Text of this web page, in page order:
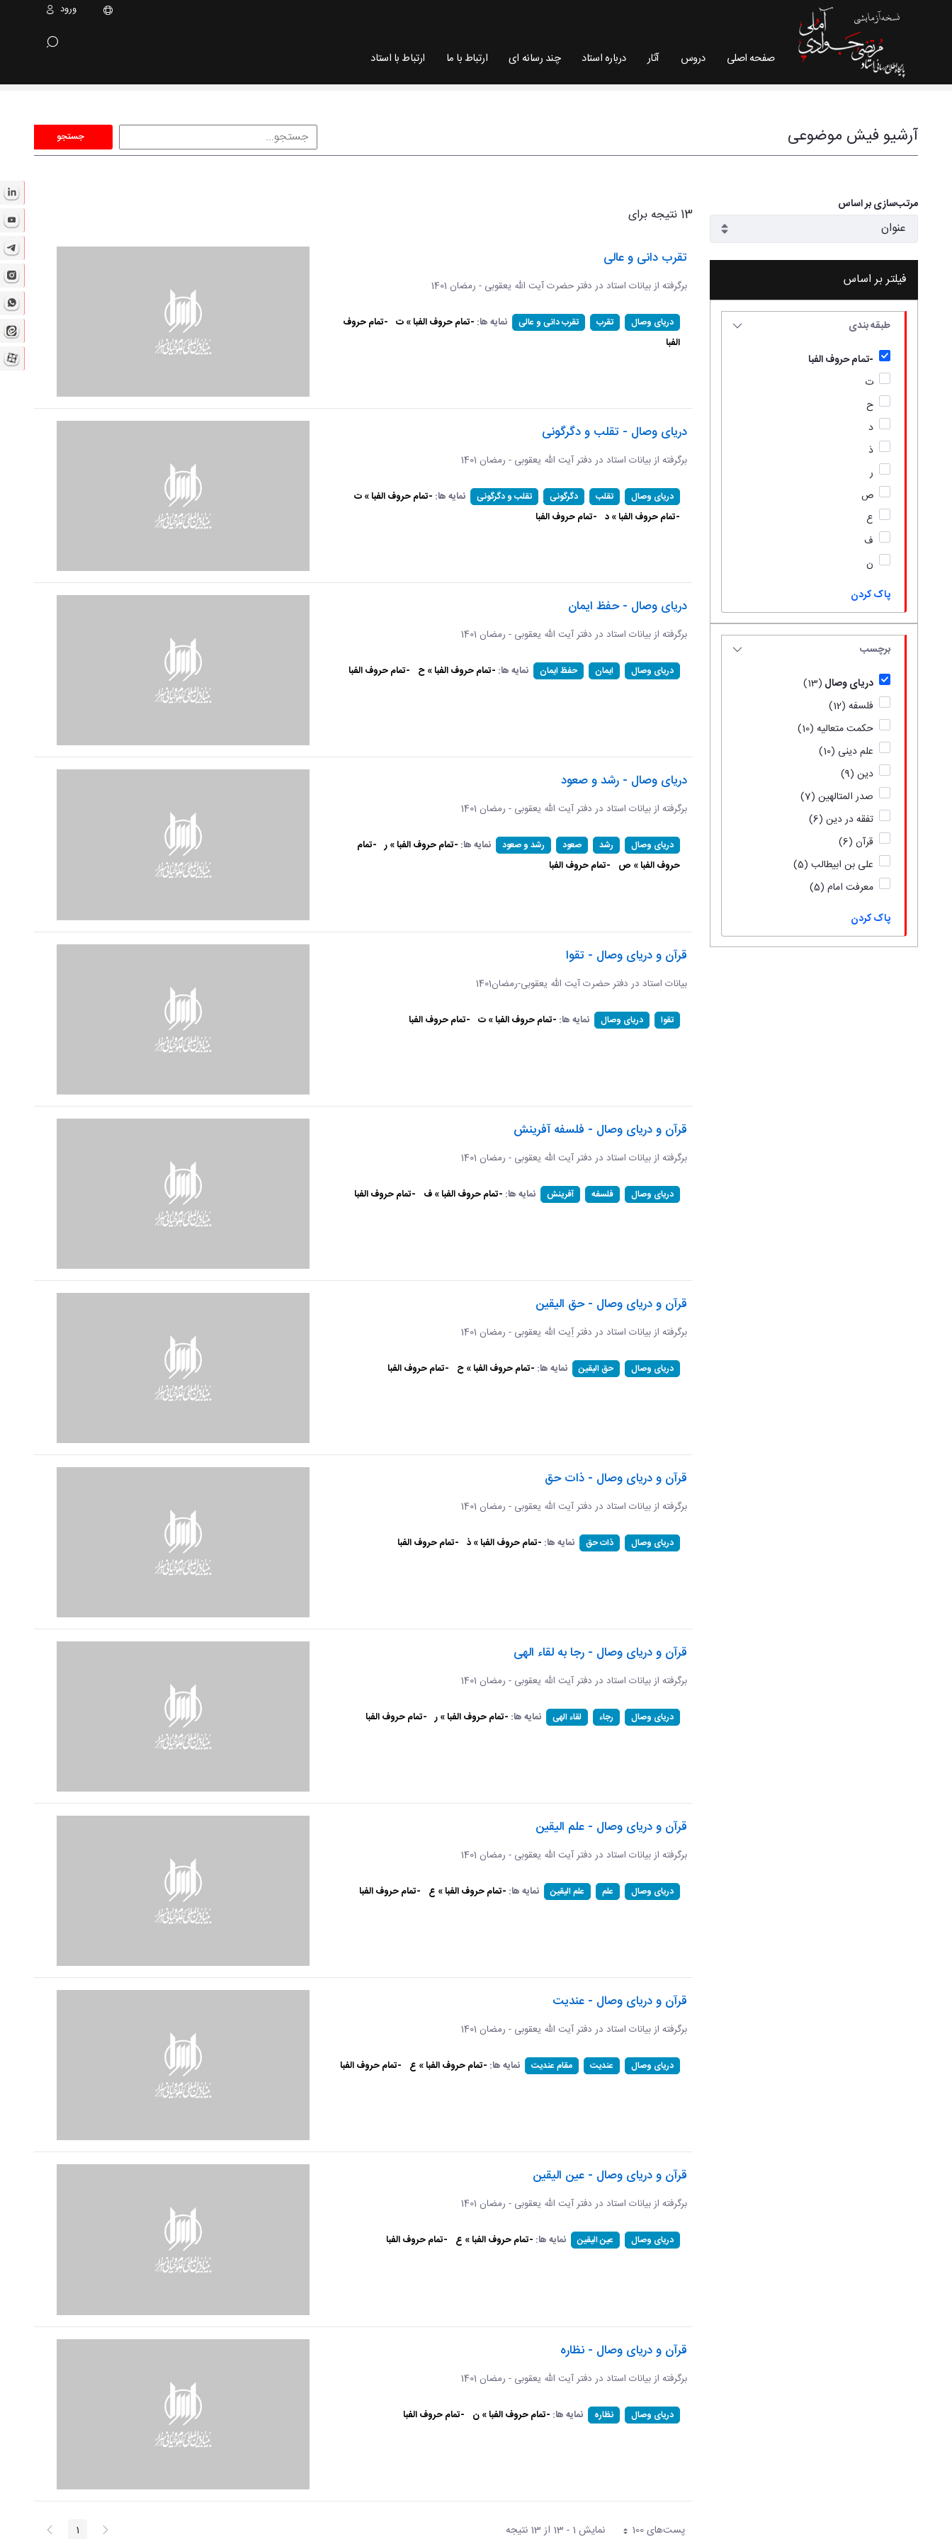
ورود
صفحه اصلی دروس آثار درباره استاد چند رسانه ای ارتباط با ما ارتباط با استاد
آرشیو فیش موضوعی
جستجو
مرتب‌سازی بر اساس
فیلتر بر اساس
طبقه بندی
-تمام حروف الفبا
ت
ح
د
ذ
ر
ص
ع
ف
ن
پاک کردن
برچسب
دریای وصال (13)
فلسفه (12)
حکمت متعالیه (10)
علم دینی (10)
دین (9)
صدر المتالهین (7)
تفقه در دین (6)
قرآن (6)
علی بن ابیطالب (5)
معرفت امام (5)
پاک کردن
13 نتیجه برای
تقرب دانی و عالی
برگرفته از بیانات استاد در دفتر حضرت آیت الله یعقوبی - رمضان 1401
دریای وصال تقرب تقرب دانی و عالی نمایه ها: -تمام حروف الفبا » ت -تمام حروف
الفبا
دریای وصال - تقلب و دگرگونی
برگرفته از بیانات استاد در دفتر آیت الله یعقوبی - رمضان 1401
دریای وصال تقلب دگرگونی تقلب و دگرگونی نمایه ها: -تمام حروف الفبا » ت
-تمام حروف الفبا » د -تمام حروف الفبا
دریای وصال - حفظ ایمان
برگرفته از بیانات استاد در دفتر آیت الله یعقوبی - رمضان 1401
دریای وصال ایمان حفظ ایمان نمایه ها: -تمام حروف الفبا » ح -تمام حروف الفبا
دریای وصال - رشد و صعود
برگرفته از بیانات استاد در دفتر آیت الله یعقوبی - رمضان 1401
دریای وصال رشد صعود رشد و صعود نمایه ها: -تمام حروف الفبا » ر -تمام
حروف الفبا » ص -تمام حروف الفبا
قرآن و دریای وصال - تقوا
بیانات استاد در دفتر حضرت آیت الله یعقوبی-رمضان1401
تقوا دریای وصال نمایه ها: -تمام حروف الفبا » ت -تمام حروف الفبا
قرآن و دریای وصال - فلسفه آفرینش
برگرفته از بیانات استاد در دفتر آیت الله یعقوبی - رمضان 1401
دریای وصال فلسفه آفرینش نمایه ها: -تمام حروف الفبا » ف -تمام حروف الفبا
قرآن و دریای وصال - حق الیقین
برگرفته از بیانات استاد در دفتر آِیت الله یعقوبی - رمضان 1401
دریای وصال حق الیقین نمایه ها: -تمام حروف الفبا » ح -تمام حروف الفبا
قرآن و دریای وصال - ذات حق
برگرفته از بیانات استاد در دفتر آیت الله یعقوبی - رمضان 1401
دریای وصال ذات حق نمایه ها: -تمام حروف الفبا » ذ -تمام حروف الفبا
قرآن و دریای وصال - رجا به لقاء الهی
برگرفته از بیانات استاد در دفتر آیت الله یعقوبی - رمضان 1401
دریای وصال رجاء لقاء الهی نمایه ها: -تمام حروف الفبا » ر -تمام حروف الفبا
قرآن و دریای وصال - علم الیقین
برگرفته از بیانات استاد در دفتر آیت الله یعقوبی - رمضان 1401
دریای وصال علم علم الیقین نمایه ها: -تمام حروف الفبا » ع -تمام حروف الفبا
قرآن و دریای وصال - عندیت
برگرفته از بیانات استاد در دفتر آیت الله یعقوبی - رمضان 1401
دریای وصال عندیت مقام عندیت نمایه ها: -تمام حروف الفبا » ع -تمام حروف الفبا
قرآن و دریای وصال - عین الیقین
برگرفته از بیانات استاد در دفتر آیت الله یعقوبی - رمضان 1401
دریای وصال عین الیقین نمایه ها: -تمام حروف الفبا » ع -تمام حروف الفبا
قرآن و دریای وصال - نظاره
برگرفته از بیانات استاد در دفتر آیت الله یعقوبی - رمضان 1401
دریای وصال نظاره نمایه ها: -تمام حروف الفبا » ن -تمام حروف الفبا
پست‌‌های 100هر صفحه نمایش 1 - 13 از 13 نتیجه پیغام صفحه1 صفحه